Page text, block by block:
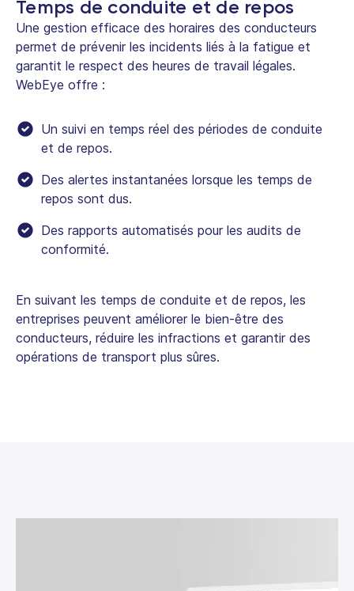
Temps de conduite et de repos
Une gestion efficace des horaires des conducteurs
permet de prévenir les incidents liés à la fatigue et
garantit le respect des heures de travail légales.
WebEye offre :
Un suivi en temps réel des périodes de conduite
et de repos.
Des alertes instantanées lorsque les temps de
repos sont dus.
Des rapports automatisés pour les audits de
conformité.
En suivant les temps de conduite et de repos, les
entreprises peuvent améliorer le bien-être des
conducteurs, réduire les infractions et garantir des
opérations de transport plus sûres.